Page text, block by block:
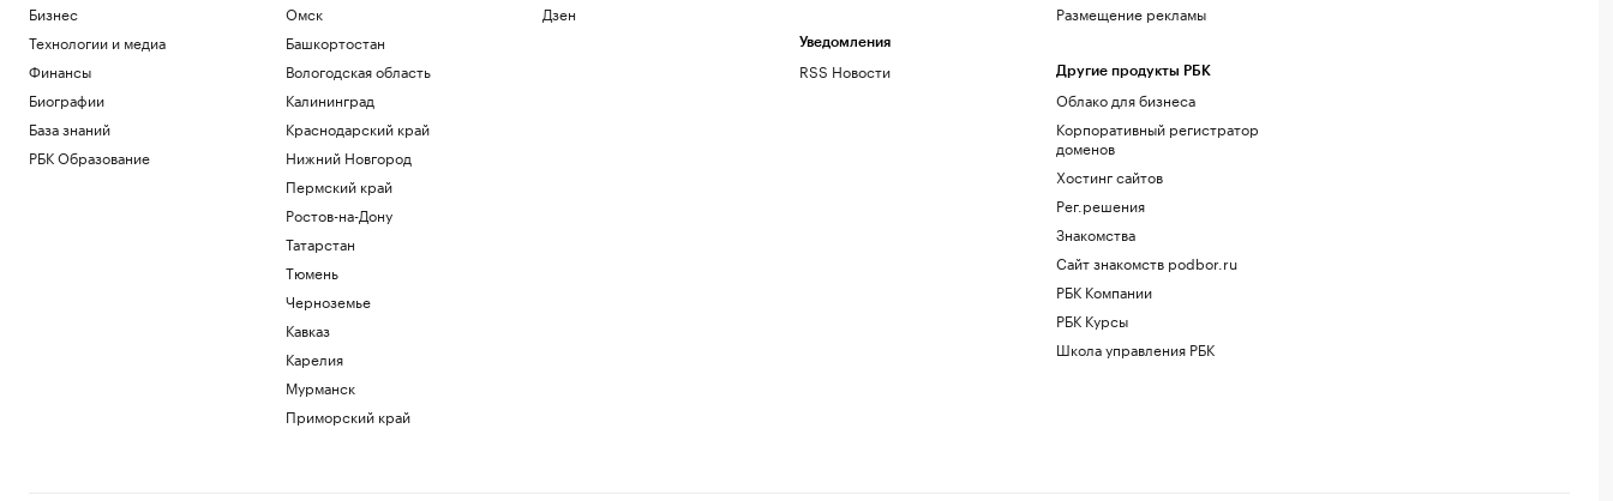
Бизнес
Технологии и медиа
Финансы
Биографии
База знаний
РБК Образование
Омск
Башкортостан
Вологодская область
Калининград
Краснодарский край
Нижний Новгород
Пермский край
Ростов-на-Дону
Татарстан
Тюмень
Черноземье
Кавказ
Карелия
Мурманск
Приморский край
Дзен
Уведомления
RSS Новости
Размещение рекламы
Другие продукты РБК
Облако для бизнеса
Корпоративный регистратор
доменов
Хостинг сайтов
Рег.решения
Знакомства
Сайт знакомств podbor.ru
РБК Компании
РБК Курсы
Школа управления РБК